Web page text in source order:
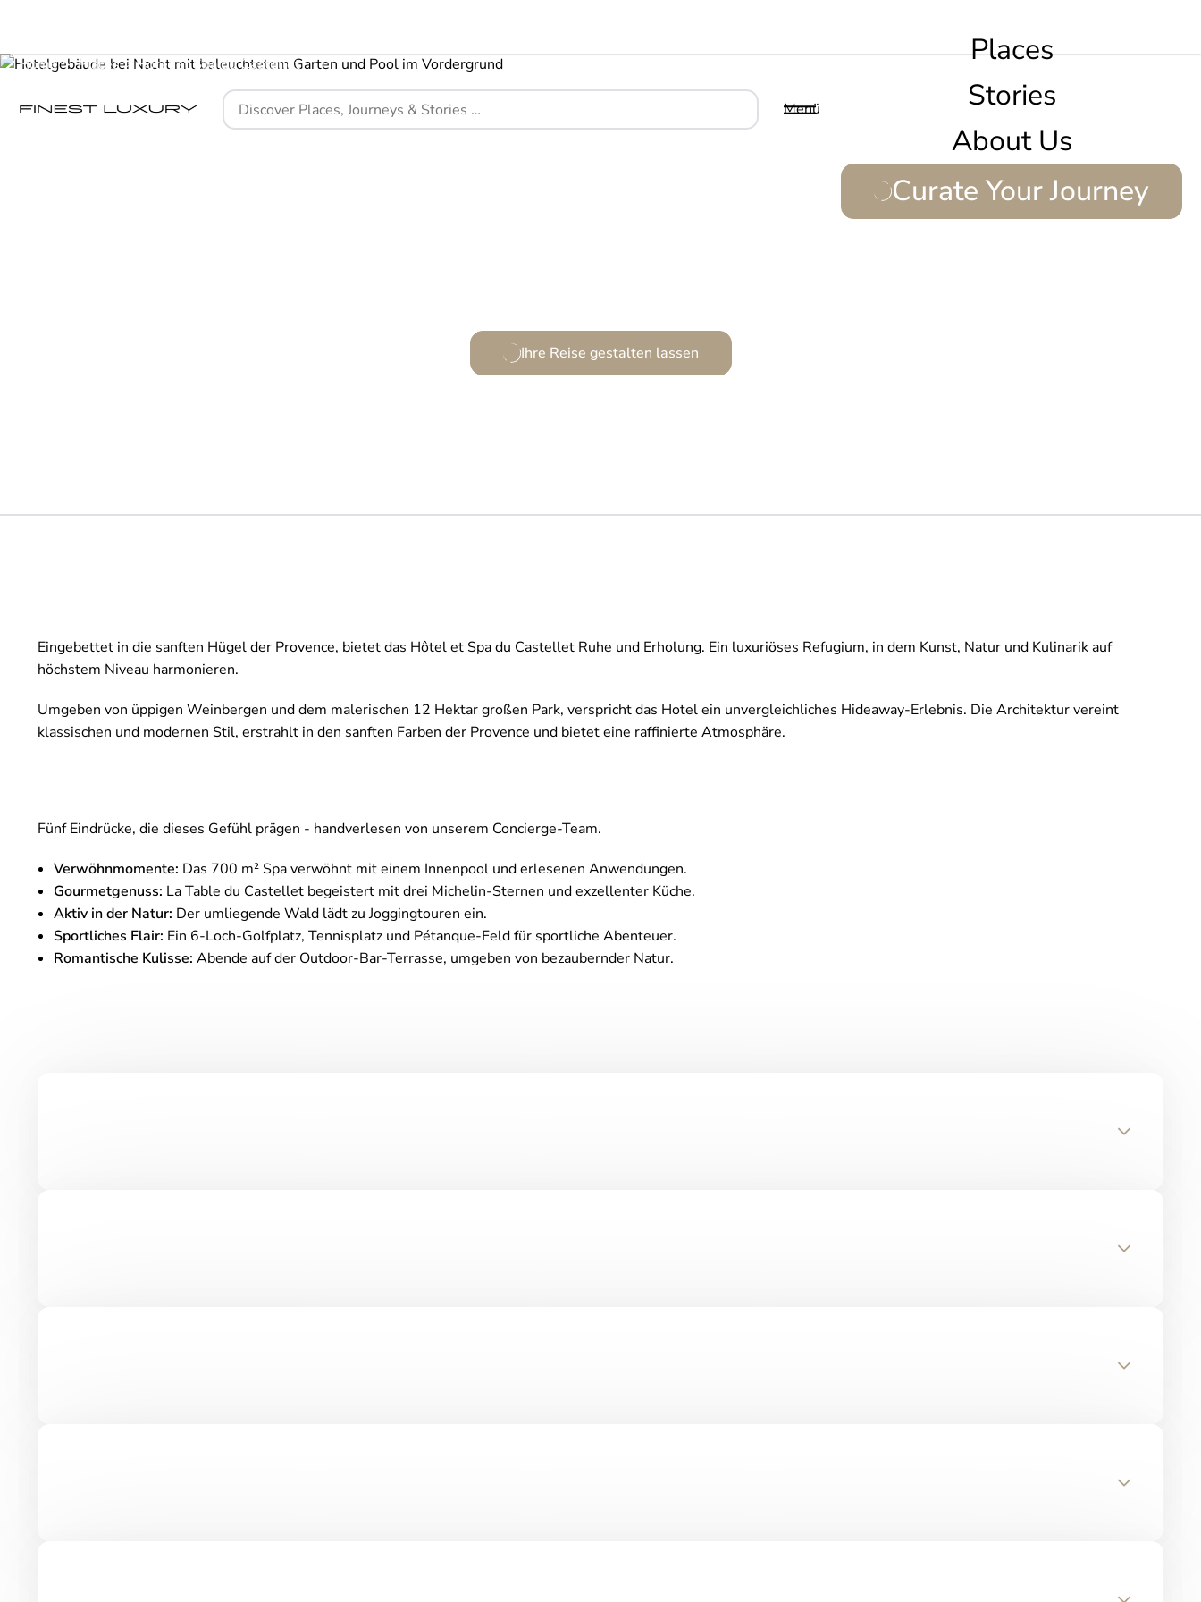
Menü
Places
Stories
About Us
Curate Your Journey
Home Places Hôtel et Spa du Castellet
Ihre Reise gestalten lassen
Eingebettet in die sanften Hügel der Provence, bietet das Hôtel et Spa du Castellet Ruhe und Erholung. Ein luxuriöses Refugium, in dem Kunst, Natur und Kulinarik auf
höchstem Niveau harmonieren.
Umgeben von üppigen Weinbergen und dem malerischen 12 Hektar großen Park, verspricht das Hotel ein unvergleichliches Hideaway-Erlebnis. Die Architektur vereint
klassischen und modernen Stil, erstrahlt in den sanften Farben der Provence und bietet eine raffinierte Atmosphäre.
Fünf Eindrücke, die dieses Gefühl prägen - handverlesen von unserem Concierge-Team.
Verwöhnmomente: Das 700 m² Spa verwöhnt mit einem Innenpool und erlesenen Anwendungen.
Gourmetgenuss: La Table du Castellet begeistert mit drei Michelin-Sternen und exzellenter Küche.
Aktiv in der Natur: Der umliegende Wald lädt zu Joggingtouren ein.
Sportliches Flair: Ein 6-Loch-Golfplatz, Tennisplatz und Pétanque-Feld für sportliche Abenteuer.
Romantische Kulisse: Abende auf der Outdoor-Bar-Terrasse, umgeben von bezaubernder Natur.